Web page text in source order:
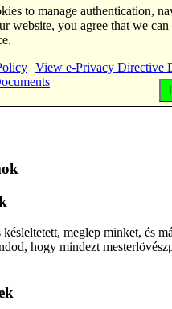
meglep minket, és
hogy mindezt
to manage authentication,
website, you agree that we can
View e-Privacy Directive